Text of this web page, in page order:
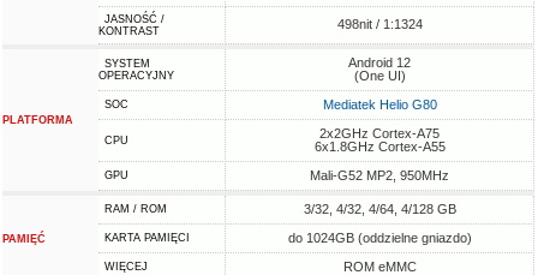
JASNOŚĆ /
KONTRAST
498nit / 1:1324
PLATFORMA
SYSTEM
OPERACYJNY
Android 12
(One UI)
SOC Mediatek Helio G80
CPU
2x2GHz Cortex-A75
6x1.8GHz Cortex-A55
GPU Mali-G52 MP2, 950MHz
PAMIĘĆ
RAM / ROM 3/32, 4/32, 4/64, 4/128 GB
KARTA PAMIĘCI do 1024GB (oddzielne gniazdo)
WIĘCEJ ROM eMMC